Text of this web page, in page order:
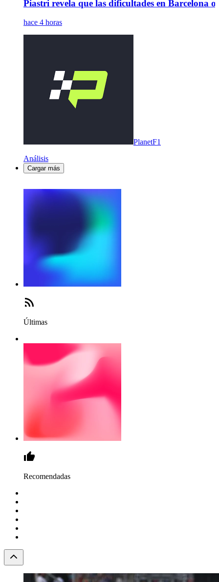
Piastri revela que las dificultades en Barcelona
hace 4 horas
PlanetF1
Análisis
Cargar más
Últimas
Recomendadas